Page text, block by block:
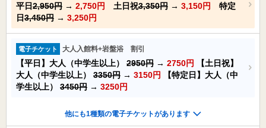
平日2,950円 → 2,750円 土日祝3,350円 → 3,150円
特定
日3,450円 → 3,250円
電子チケット 大人入館料+岩盤浴 割引
【平日】大人（中学生以上） 2950円 → 2750円
【土日祝】
大人（中学生以上） 3350円 → 3150円
【特定日】大人（中
学生以上） 3450円 → 3250円
他にも1種類の電子チケットがあります